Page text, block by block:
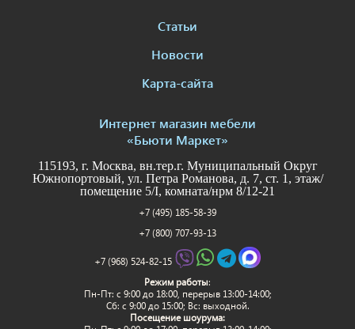
Статьи
Новости
Карта-сайта
Интернет магазин мебели
«Бьюти Маркет»
115193, г. Москва, вн.тер.г. Муниципальный Округ
Южнопортовый, ул. Петра Романова, д. 7, ст. 1, этаж/
помещение 5/I, комната/нрм 8/12-21
+7 (495) 185-58-39
+7 (800) 707-93-13
+7 (968) 524-82-15
Режим работы:
Пн-Пт: c 9:00 до 18:00, перерыв 13:00-14:00;
Сб: с 9:00 до 15:00; Вс: выходной.
Посещение шоурума: